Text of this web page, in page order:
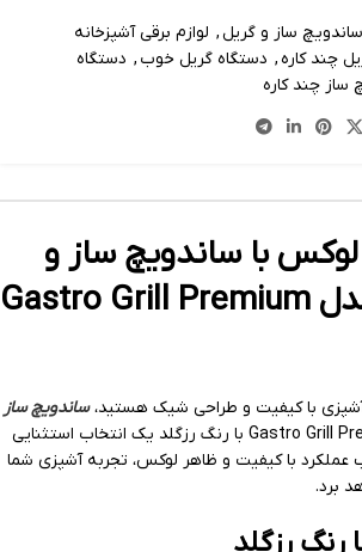
ساندویچ ساز و گریل, لوازم برقی آشپزخانه
چند کاره, دستگاه گریل خوب , دستگاه
ساز چند کاره
با ساندویچ ساز و
گریل کاراجا مدل Gastro Grill Premium
آشپزی با کیفیت و طراحی شیک هستید،ساندویچ ساز
و گریل کاراجا مدل Gastro Grill Premium با رنگ رزگلد یک انتخاب استثنایی
عملکرد با کیفیت و ظاهر لوکس، تجربه آشپزی شما
برد.
رنگ رزگلد